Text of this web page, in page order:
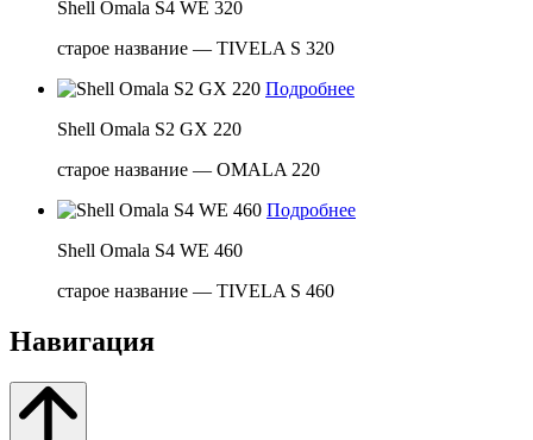
Shell Omala S4 WE 320
старое название — TIVELA S 320
Подробнее
Shell Omala S2 GX 220
старое название — OMALA 220
Подробнее
Shell Omala S4 WE 460
старое название — TIVELA S 460
Навигация